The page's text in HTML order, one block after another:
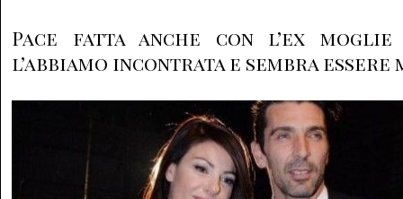
Pace fatta anche con l’ex moglie
l’abbiamo incontrata e sembra essere